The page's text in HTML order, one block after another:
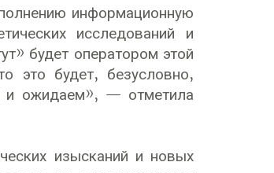
информационную
исследований и
будет оператором этой
это будет, безусловно,
и ожидаем», — отметила
изысканий и новых